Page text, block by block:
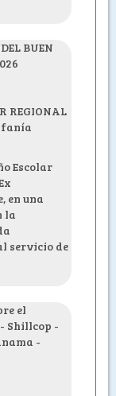
BUEN
REGIONAL
Escolar
en una
la
servicio de
el
Shillcop -
-